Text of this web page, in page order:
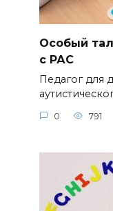
Особый
с РАС
Педагог для
0 791